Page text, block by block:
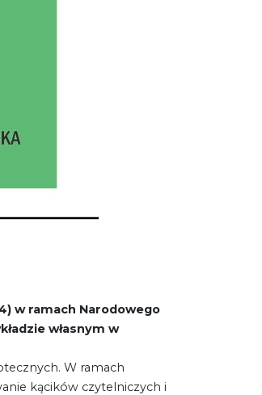
w ramach Narodowego
własnym w
W ramach
kącików czytelniczych i